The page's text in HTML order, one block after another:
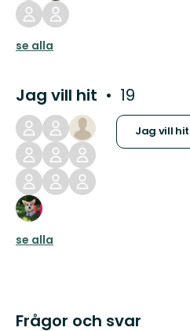
se alla
Jag vill hit 19
Jag vill hit
se alla
Frågor och svar